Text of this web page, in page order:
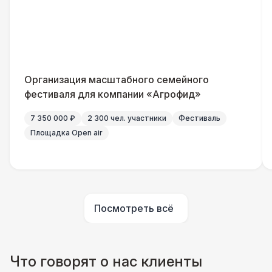
БАРНЫЕ СТОЙКИ
Стойка с подсветкой 8 500 Р
БРЕНДИРОВАНИЕ
Баннер на барную стойку 6 500 Р
Организация масштабного семейного
фестиваля для компании «Агрофид»
7 350 000 ₽ 2 300 чел. участники
Фестиваль
Площадка Open air
Посмотреть всё
Что говорят о нас клиенты